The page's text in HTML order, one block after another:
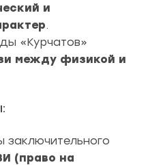
и
.
«Курчатов»
между физикой и
заключительного
(право на